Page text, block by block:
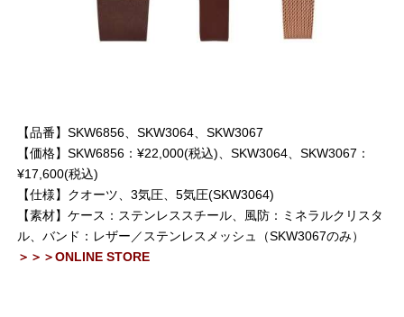
【品番】SKW6856、SKW3064、SKW3067
【価格】SKW6856：¥22,000(税込)、SKW3064、SKW3067：
¥17,600(税込)
【仕様】クオーツ、3気圧、5気圧(SKW3064)
【素材】ケース：ステンレススチール、風防：ミネラルクリスタ
ル、バンド：レザー／ステンレスメッシュ（SKW3067のみ）
＞＞＞ONLINE STORE